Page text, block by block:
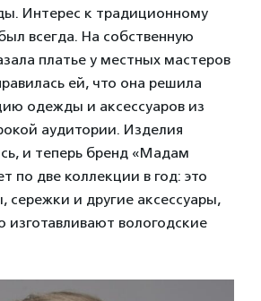
Интерес к традиционному
всегда. На собственную
платье у местных мастеров
ей, что она решила
одежды и аксессуаров из
аудитории. Изделия
и теперь бренд «Мадам
по две коллекции в год: это
сережки и другие аксессуары,
изготавливают вологодские